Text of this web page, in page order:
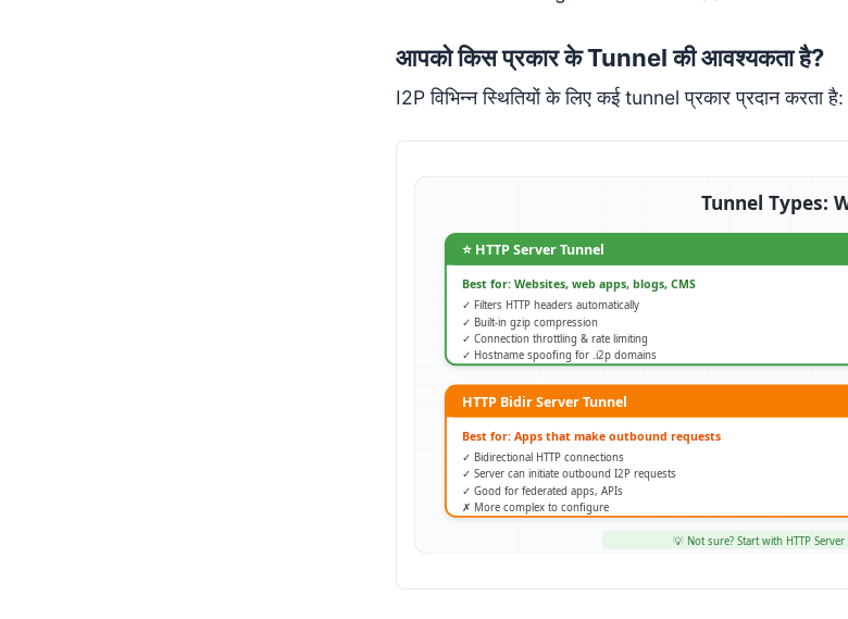
आपको किस प्रकार के Tunnel की आवश्यकता है?
I2P विभिन्न स्थितियों के लिए कई tunnel प्रकार प्रदान करता है: